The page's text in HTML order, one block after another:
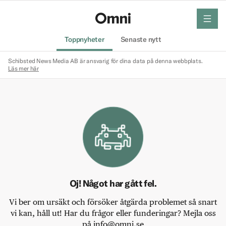
Toppnyheter Senaste nytt
meny
Schibsted News Media AB är ansvarig för dina data på denna webbplats.
Läs mer här
Oj! Något har gått fel.
Vi ber om ursäkt och försöker åtgärda problemet så snart
vi kan, håll ut! Har du frågor eller funderingar? Mejla oss